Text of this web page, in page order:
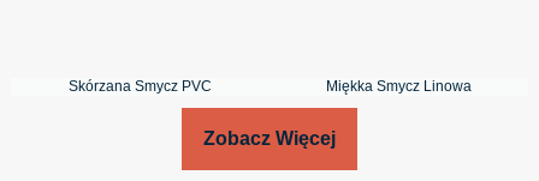
Skórzana Smycz PVC Miękka Smycz Linowa
Zobacz Więcej